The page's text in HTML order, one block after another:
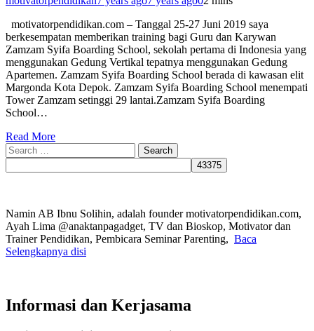
motivatorpendidikan.com – Tanggal 25-27 Juni 2019 saya
berkesempatan memberikan training bagi Guru dan Karywan
Zamzam Syifa Boarding School, sekolah pertama di Indonesia yang
menggunakan Gedung Vertikal tepatnya menggunakan Gedung
Apartemen. Zamzam Syifa Boarding School berada di kawasan elit
Margonda Kota Depok. Zamzam Syifa Boarding School menempati
Tower Zamzam setinggi 29 lantai.Zamzam Syifa Boarding
School…
Read More
Search
for:
Namin AB Ibnu Solihin, adalah founder motivatorpendidikan.com,
Ayah Lima @anaktanpagadget, TV dan Bioskop, Motivator dan
Trainer Pendidikan, Pembicara Seminar Parenting, Baca
Selengkapnya disi
Informasi dan Kerjasama